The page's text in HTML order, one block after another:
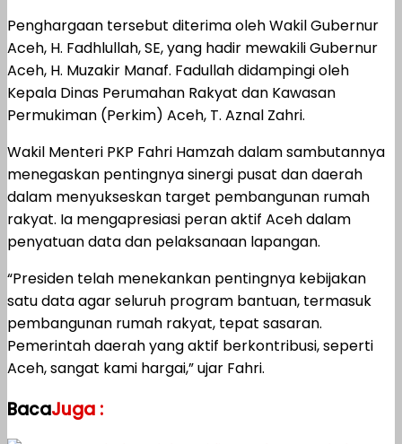
Penghargaan tersebut diterima oleh Wakil Gubernur
Aceh, H. Fadhlullah, SE, yang hadir mewakili Gubernur
Aceh, H. Muzakir Manaf. Fadullah didampingi oleh
Kepala Dinas Perumahan Rakyat dan Kawasan
Permukiman (Perkim) Aceh, T. Aznal Zahri.
Wakil Menteri PKP Fahri Hamzah dalam sambutannya
menegaskan pentingnya sinergi pusat dan daerah
dalam menyukseskan target pembangunan rumah
rakyat. Ia mengapresiasi peran aktif Aceh dalam
penyatuan data dan pelaksanaan lapangan.
“Presiden telah menekankan pentingnya kebijakan
satu data agar seluruh program bantuan, termasuk
pembangunan rumah rakyat, tepat sasaran.
Pemerintah daerah yang aktif berkontribusi, seperti
Aceh, sangat kami hargai,” ujar Fahri.
BacaJuga :